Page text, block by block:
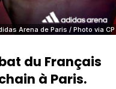
Arena de Paris / Photo via CP
du Français
à Paris.